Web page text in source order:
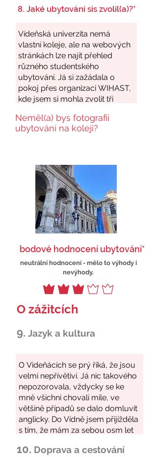
8. Jaké ubytování sis zvolil(a)?*
Neměl(a) bys fotografii
ubytování na koleji?
bodové hodnocení ubytování*
neutrální hodnocení - mělo to výhody i
nevýhody.
O zážitcích
9. Jazyk a kultura
10. Doprava a cestování